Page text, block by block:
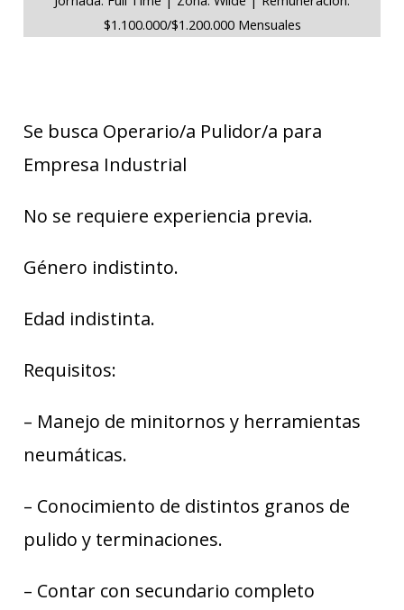
$1.100.000/$1.200.000 Mensuales
Se busca Operario/a Pulidor/a para
Empresa Industrial
No se requiere experiencia previa.
Género indistinto.
Edad indistinta.
Requisitos:
– Manejo de minitornos y herramientas
neumáticas.
– Conocimiento de distintos granos de
pulido y terminaciones.
– Contar con secundario completo